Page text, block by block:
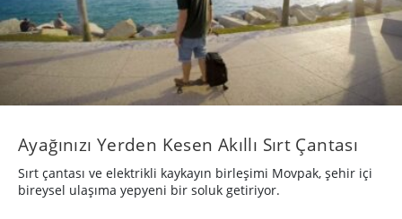
Ayağınızı Yerden Kesen Akıllı Sırt Çantası
Sırt çantası ve elektrikli kaykayın birleşimi Movpak, şehir içi
bireysel ulaşıma yepyeni bir soluk getiriyor.